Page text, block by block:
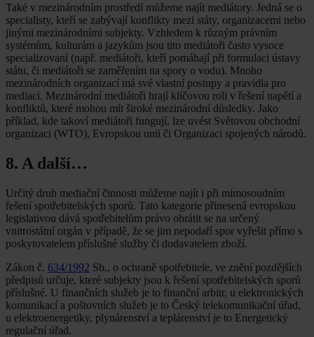
Také v mezinárodním prostředí můžeme najít mediátory. Jedná se o
specialisty, kteří se zabývají konflikty mezi státy, organizacemi nebo
jinými mezinárodními subjekty. Vzhledem k různým právním
systémům, kulturám a jazykům jsou tito mediátoři často vysoce
specializovaní (např. mediátoři, kteří pomáhají při formulaci ústavy
státu, či mediátoři se zaměřením na spory o vodu). Mnoho
mezinárodních organizací má své vlastní postupy a pravidla pro
mediaci. Mezinárodní mediátoři hrají klíčovou roli v řešení napětí a
konfliktů, které mohou mít široké mezinárodní důsledky. Jako
příklad, kde takoví mediátoři fungují, lze uvést Světovou obchodní
organizaci (WTO), Evropskou unii či Organizaci spojených národů.
8. A další…
Určitý druh mediační činnosti můžeme najít i při mimosoudním
řešení spotřebitelských sporů. Tato kategorie přinesená evropskou
legislativou dává spotřebitelům právo obrátit se na určený
vnitrostátní orgán v případě, že se jim nepodaří spor vyřešit přímo s
poskytovatelem příslušné služby či dodavatelem zboží.
Zákon č. 634/1992 Sb., o ochraně spotřebitele, ve znění pozdějších
předpisů určuje, které subjekty jsou k řešení spotřebitelských sporů
příslušné. U finančních služeb je to finanční arbitr, u elektronických
komunikací a poštovních služeb je to Český telekomunikační úřad,
u elektroenergetiky, plynárenství a teplárenství je to Energetický
regulační úřad.